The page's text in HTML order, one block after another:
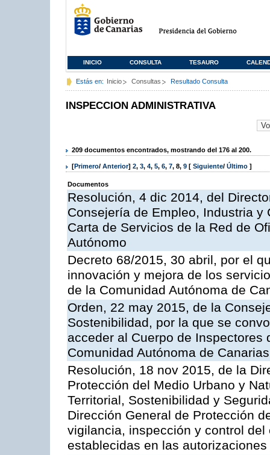
INICIO CONSULTA TESAURO
Estás en: Inicio Consultas Resultado Consulta
INSPECCION ADMINISTRATIVA
209 documentos encontrados, mostrando del 176 al 200.
[Primero/ Anterior] 2, 3, 4, 5, 6, 7, 8, 9 [ Siguiente/ Último ]
Documentos
Resolución, 4 dic 2014, del
Consejería de Empleo, Industria
Carta de Servicios de la Red de
Autónomo
Decreto 68/2015, 30 abril, por el
innovación y mejora de los
de la Comunidad Autónoma de
Orden, 22 may 2015, de la
Sostenibilidad, por la que se
acceder al Cuerpo de
Comunidad Autónoma de Canarias
Resolución, 18 nov 2015, de la
Protección del Medio Urbano y
Territorial, Sostenibilidad y
Dirección General de Protección
vigilancia, inspección y control
establecidas en las